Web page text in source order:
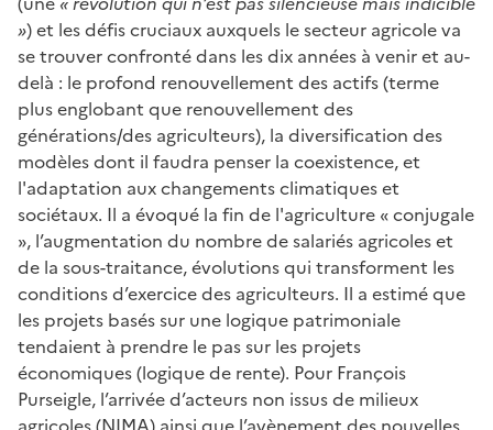
») et les défis cruciaux auxquels le secteur agricole va
se trouver confronté dans les dix années à venir et au-
delà : le profond renouvellement des actifs (terme
plus englobant que renouvellement des
générations/des agriculteurs), la diversification des
modèles dont il faudra penser la coexistence, et
l'adaptation aux changements climatiques et
sociétaux. Il a évoqué la fin de l'agriculture «conjugale
», l’augmentation du nombre de salariés agricoles et
de la sous-traitance, évolutions qui transforment les
conditions d’exercice des agriculteurs. Il a estimé que
les projets basés sur une logique patrimoniale
tendaient à prendre le pas sur les projets
économiques (logique de rente). Pour François
Purseigle, l’arrivée d’acteurs non issus de milieux